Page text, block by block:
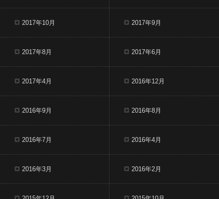
2017年10月 2017年9月
2017年8月 2017年6月
2017年4月 2016年12月
2016年9月 2016年8月
2016年7月 2016年4月
2016年3月 2016年2月